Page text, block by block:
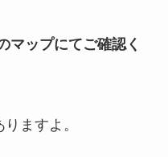
マップにてご確認く
ますよ。